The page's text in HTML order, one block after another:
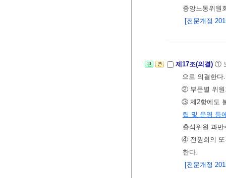
중앙노동위원
[전문개정
제17조(의결) ①
으로 의결한다.
② 부문별 위원
③ 제2항에도
립 및 운영 등
출석위원 과
④ 전원회의 또
한다.
[전문개정